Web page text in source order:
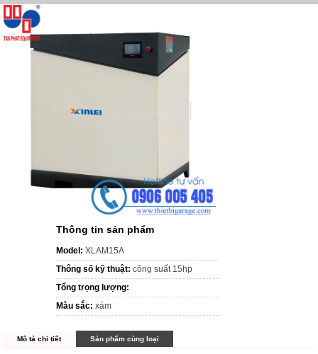
Thông tin sản phẩm
Model:XLAM15A
Thông số kỹ thuật:công suất 15hp
Tổng trọng lượng:
Màu sắc:xám
Mô tả chi tiết Sản phẩm cùng loại